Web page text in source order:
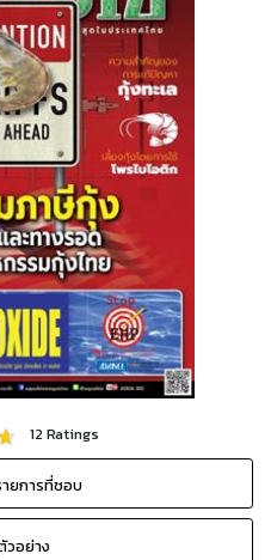
12Ratings
ายการที่ชอบ
วอย่าง